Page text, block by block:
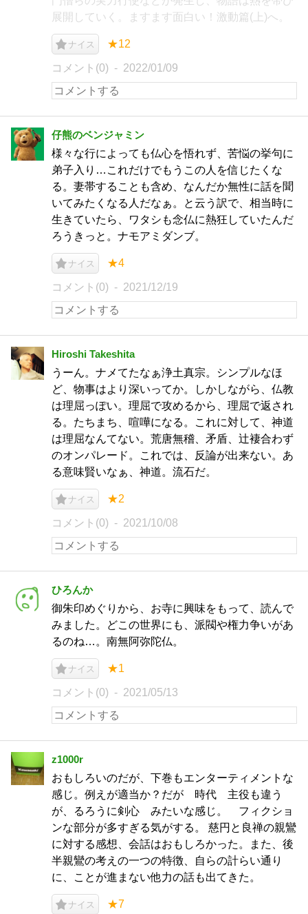
展開していく。ますます面白い！激動篇(上)へ。
ナイス ★12
コメント(0) 2022/01/09
仔熊のベンジャミン
様々な行によっても仏心を悟れず、苦悩の挙句に
弟子入り…これだけでもうこの人を信じたくな
る。妻帯することも含め、なんだか無性に話を聞
いてみたくなる人だなぁ。と云う訳で、相当時に
生きていたら、ワタシも念仏に熱狂していたんだ
ろうきっと。ナモアミダンブ。
ナイス ★4
コメント(0) 2021/12/19
Hiroshi Takeshita
うーん。ナメてたなぁ浄土真宗。シンプルなほ
ど、物事はより深いってか。しかしながら、仏教
は理屈っぽい。理屈で攻めるから、理屈で返され
る。たちまち、喧嘩になる。これに対して、神道
は理屈なんてない。荒唐無稽、矛盾、辻褄合わず
のオンパレード。これでは、反論が出来ない。あ
る意味賢いなぁ、神道。流石だ。
ナイス ★2
コメント(0) 2021/10/08
ひろんか
御朱印めぐりから、お寺に興味をもって、読んで
みました。どこの世界にも、派閥や権力争いがあ
るのね…。南無阿弥陀仏。
ナイス ★1
コメント(0) 2021/05/13
z1000r
おもしろいのだが、下巻もエンターティメントな
感じ。例えが適当か？だが 時代 主役も違う
が、るろうに剣心 みたいな感じ。 フィクショ
ンな部分が多すぎる気がする。 慈円と良禅の親鸞
に対する感想、会話はおもしろかった。また、後
半親鸞の考えの一つの特徴、自らの計らい通り
に、ことが進まない他力の話も出てきた。
ナイス ★7